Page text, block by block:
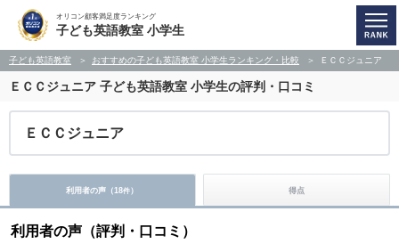
オリコン顧客満足度ランキング
子ども英語教室 小学生
子ども英語教室 おすすめの子ども英語教室 小学生ランキング・比較 ＥＣＣジュニア
ＥＣＣジュニア 子ども英語教室 小学生の評判・口コミ
ＥＣＣジュニア
利用者の声（18件） 得点
利用者の声（評判・口コミ）